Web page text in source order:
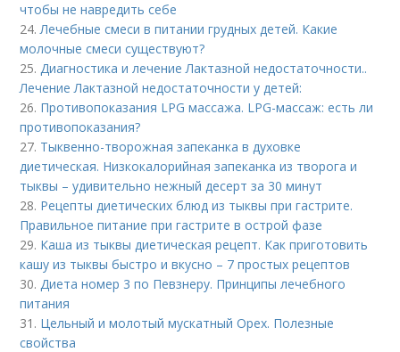
чтобы не навредить себе
24.Лечебные смеси в питании грудных детей. Какие
молочные смеси существуют?
25.Диагностика и лечение Лактазной недостаточности..
Лечение Лактазной недостаточности у детей:
26. Противопоказания LPG массажа. LPG-массаж: есть ли
противопоказания?
27. Тыквенно-творожная запеканка в духовке
диетическая. Низкокалорийная запеканка из творога и
тыквы – удивительно нежный десерт за 30 минут
28. Рецепты диетических блюд из тыквы при гастрите.
Правильное питание при гастрите в острой фазе
29. Каша из тыквы диетическая рецепт. Как приготовить
кашу из тыквы быстро и вкусно – 7 простых рецептов
30.Диета номер 3 по Певзнеру. Принципы лечебного
питания
31. Цельный и молотый мускатный Орех. Полезные
свойства